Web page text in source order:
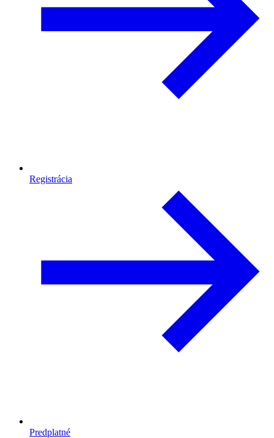
Registrácia
Predplatné